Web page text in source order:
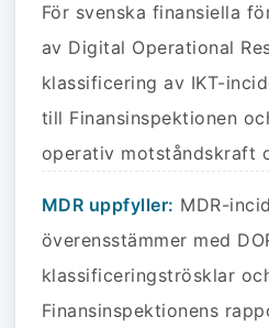
För svenska finansiella
av Digital Operational
klassificering av IKT-
till Finansinspektionen
operativ motståndskraft
MDR uppfyller: MDR-
överensstämmer med
klassificeringströsklar
Finansinspektionens